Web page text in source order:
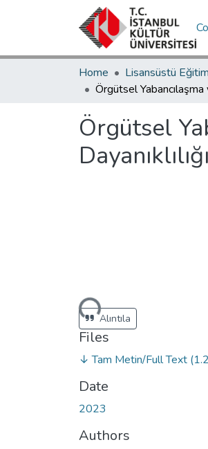
Home
Örgütsel
Loading...Alıntıla
Files
↓ Tam Metin/Full Text
Date
2023
Authors